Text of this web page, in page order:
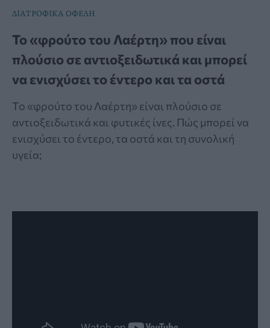
ΔΙΑΤΡΟΦΙΚΑ ΟΦΕΛΗ
Το «φρούτο του Λαέρτη» που είναι
πλούσιο σε αντιοξειδωτικά και μπορεί
να ενισχύσει το έντερο και τα οστά
Το «φρούτο του Λαέρτη» είναι πλούσιο σε
αντιοξειδωτικά και φυτικές ίνες. Πώς μπορεί να
ενισχύσει το έντερο, τα οστά και τη συνολική
υγεία;